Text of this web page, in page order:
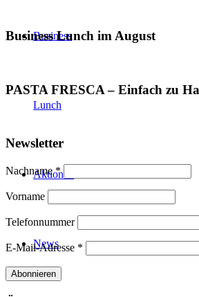
Business
Lunch
Aktionen
News
Business Lunch im August
PASTA FRESCA – Einfach zu
Newsletter
Nachname *
Vorname
Telefonnummer
E-Mail-Adresse *